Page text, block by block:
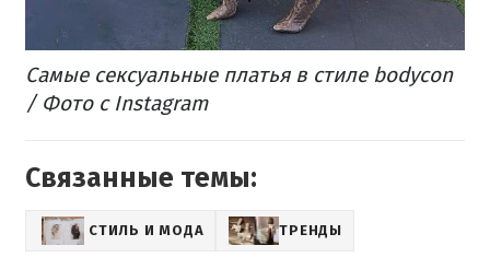
Самые сексуальные платья в стиле bodycon
/ Фото с Instagram
Связанные темы:
СТИЛЬ И МОДА ТРЕНДЫ